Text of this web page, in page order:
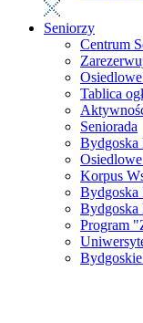
Seniorzy
Centrum
Tablica
Seniorada
Bydgoska
Korpus
Bydgoska
Bydgoska
Program